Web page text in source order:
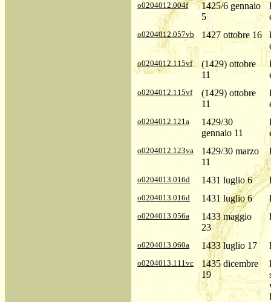
o0204012.004f
1425/6 gennaio
5
o0204012.057vb 1427 ottobre 16
o0204012.115vf
(1429) ottobre
11
o0204012.115vf
(1429) ottobre
11
o0204012.121a
1429/30
gennaio 11
o0204012.123va
1429/30 marzo
11
o0204013.016d 1431 luglio 6
o0204013.016d 1431 luglio 6
o0204013.056a
1433 maggio
23
o0204013.060a 1433 luglio 17
o0204013.111vc
1435 dicembre
19